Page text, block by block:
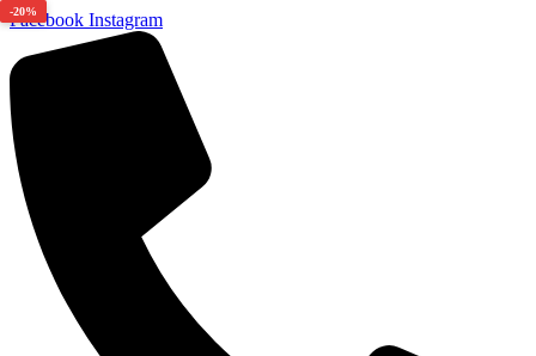
Facebook Instagram
-20%